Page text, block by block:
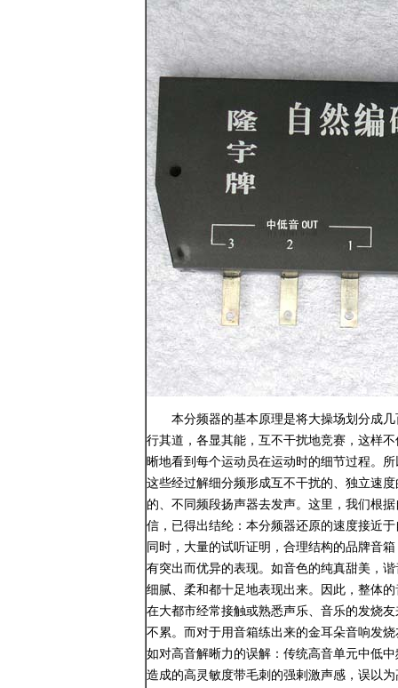
本分频器的基本原理是将大操场划分成几
行其道，各显其能，互不干扰地竞赛，这样
晰地看到每个运动员在运动时的细节过程。
这些经过解细分频形成互不干扰的、独立速
的、不同频段扬声器去发声。这里，我们根
信，已得出结纶：本分频器还原的速度接近
同时，大量的试听证明，合理结构的品牌音
有突出而优异的表现。如音色的纯真甜美，
细腻、柔和都十足地表现出来。因此，整体
在大都市经常接触或熟悉声乐、音乐的发烧
不累。而对于用音箱练出来的金耳朵音响发
如对高音解晰力的误解：传统高音单元中低
造成的高灵敏度带毛刺的强剌激声感，误以